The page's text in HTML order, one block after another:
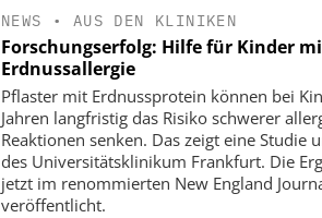
NEWS • AUS DEN KLINIKEN
Forschungserfolg: Hilfe für Kinder
Erdnussallergie
Pflaster mit Erdnussprotein können bei
Jahren langfristig das Risiko schwerer
Reaktionen senken. Das zeigt eine Studie
des Universitätsklinikum Frankfurt. Die
jetzt im renommierten New England
veröffentlicht.